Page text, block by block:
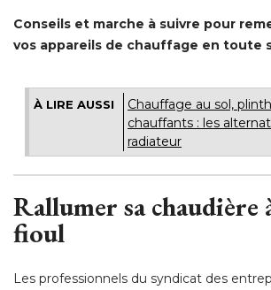
Conseils et marche à suivre pour
vos appareils de chauffage en toute
À LIRE AUSSI
Chauffage au sol,
chauffants : les
radiateur
Rallumer sa chaudière
fioul
Les professionnels du syndicat des